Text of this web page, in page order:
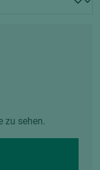
zu sehen.